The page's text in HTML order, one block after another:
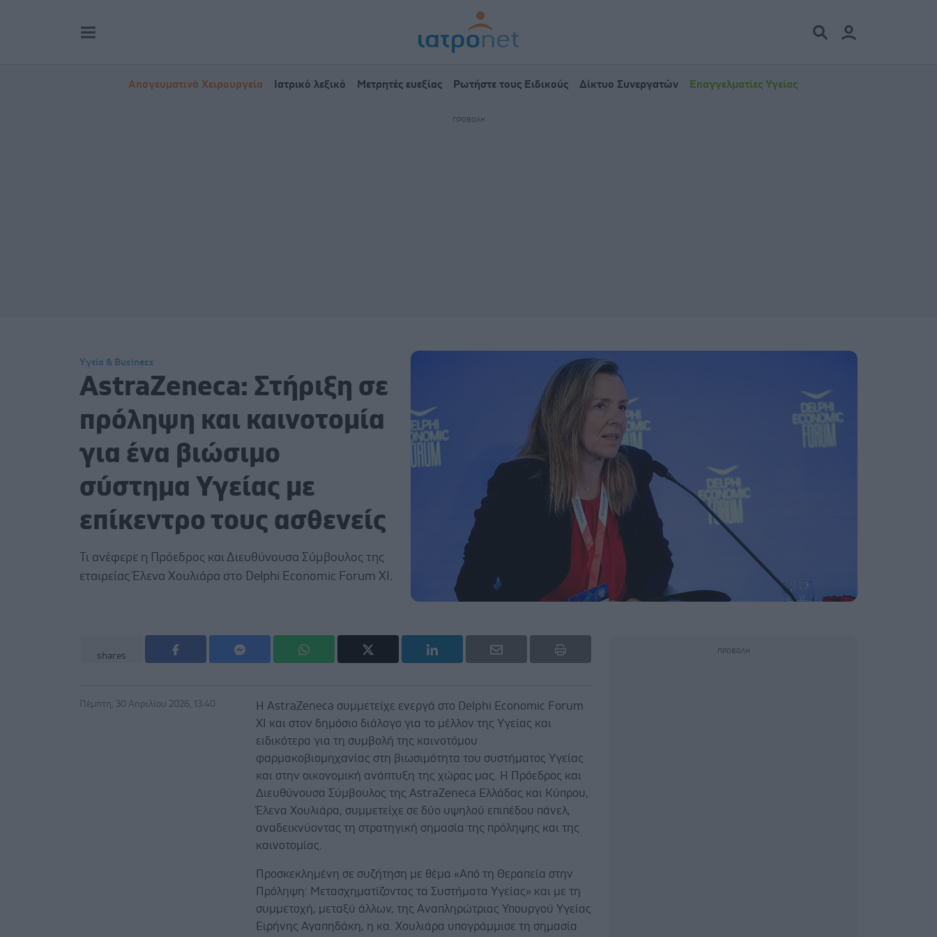
Απογευματινά Χειρουργεία Ιατρικό λεξικό Μετρητές ευεξίας Ρωτήστε τους Ειδικούς Δίκτυο Συνεργατών Επαγγελματίες Υγείας
Υγεία & Business
AstraZeneca: Στήριξη σε
πρόληψη και καινοτομία
για ένα βιώσιμο
σύστημα Υγείας με
επίκεντρο τους ασθενείς
Τι ανέφερε η Πρόεδρος και Διευθύνουσα Σύμβουλος της
εταιρείας Έλενα Χουλιάρα στο Delphi Economic Forum XI.
shares
Πέμπτη, 30 Απριλίου 2026, 13:40
Η AstraZeneca συμμετείχε ενεργά στο Delphi Economic Forum
XI και στον δημόσιο διάλογο για το μέλλον της Υγείας και
ειδικότερα για τη συμβολή της καινοτόμου
φαρμακοβιομηχανίας στη βιωσιμότητα του συστήματος Υγείας
και στην οικονομική ανάπτυξη της χώρας μας. Η Πρόεδρος και
Διευθύνουσα Σύμβουλος της AstraZeneca Ελλάδας και Κύπρου,
Έλενα Χουλιάρα, συμμετείχε σε δύο υψηλού επιπέδου πάνελ,
αναδεικνύοντας τη στρατηγική σημασία της πρόληψης και της
καινοτομίας.
Προσκεκλημένη σε συζήτηση με θέμα «Από τη Θεραπεία στην
Πρόληψη: Μετασχηματίζοντας τα Συστήματα Υγείας» και με τη
συμμετοχή, μεταξύ άλλων, της Αναπληρώτριας Υπουργού Υγείας
Ειρήνης Αγαπηδάκη, η κα. Χουλιάρα υπογράμμισε τη σημασία